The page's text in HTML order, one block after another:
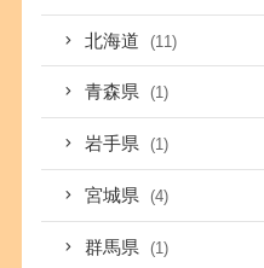
北海道 (11)
青森県 (1)
岩手県 (1)
宮城県 (4)
群馬県 (1)